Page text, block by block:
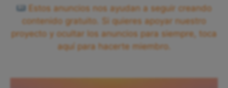
Estos anuncios nos ayudan a seguir creando
contenido gratuito. Si quieres apoyar nuestro
proyecto y ocultar los anuncios para siempre, toca
aquí para hacerte miembro.